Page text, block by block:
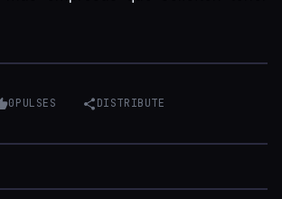
0PULSES DISTRIBUTE